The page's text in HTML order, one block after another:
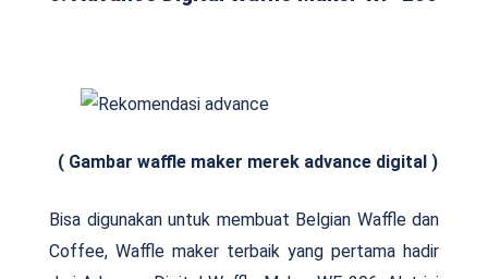
( Gambar waffle maker merek advance digital )
Bisa digunakan untuk membuat Belgian Waffle dan
Coffee, Waffle maker terbaik yang pertama hadir